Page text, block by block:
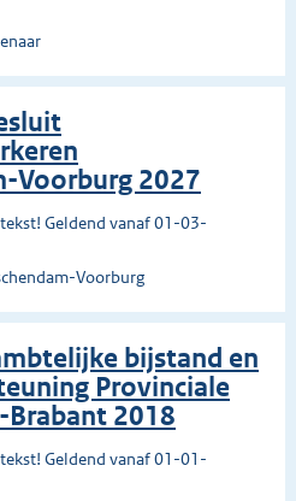
Voorburg 2027
Geldend vanaf 01-03-
Voorburg
bijstand en
Provinciale
2018
Geldend vanaf 01-01-